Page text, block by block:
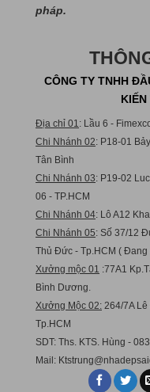
pháp.
CÔNG TY TNHH
Địa chỉ 01 : Lầu 6 -
Chi Nhánh 02: P18-01
Tân Bình
Chi Nhánh 03: P19-02
06 - TP.HCM
Chi Nhánh 04: Lô A12
Chi Nhánh 05: Số 37/12
Thủ Đức - Tp.HCM (
Xưởng mộc 01
:77A1
Bình Dương.
Xưởng Mộc 02: 264/7A
Tp.HCM
SDT: Ths. KTS. Hùng -
Mail: Ktstru